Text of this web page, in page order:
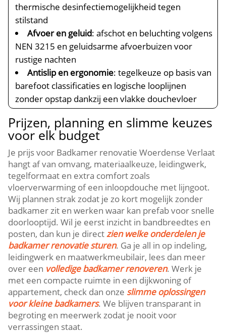
thermische desinfectiemogelijkheid tegen
stilstand
Afvoer en geluid: afschot en beluchting volgens
NEN 3215 en geluidsarme afvoerbuizen voor
rustige nachten
Antislip en ergonomie: tegelkeuze op basis van
barefoot classificaties en logische looplijnen
zonder opstap dankzij een vlakke douchevloer
Prijzen, planning en slimme keuzes
voor elk budget
Je prijs voor Badkamer renovatie Woerdense Verlaat
hangt af van omvang, materiaalkeuze, leidingwerk,
tegelformaat en extra comfort zoals
vloerverwarming of een inloopdouche met lijngoot.​
Wij plannen strak zodat je zo kort mogelijk zonder
badkamer zit en werken waar kan prefab voor snelle
doorlooptijd.​ Wil je eerst inzicht in bandbreedtes en
posten, dan kun je directzien welke onderdelen je
badkamer renovatie sturen.​ Ga je all in op indeling,
leidingwerk en maatwerkmeubilair, lees dan meer
over een volledige badkamer renoveren.​ Werk je
met een compacte ruimte in een dijkwoning of
appartement, check dan onze slimme oplossingen
voor kleine badkamers.​ We blijven transparant in
begroting en meerwerk zodat je nooit voor
verrassingen staat.​